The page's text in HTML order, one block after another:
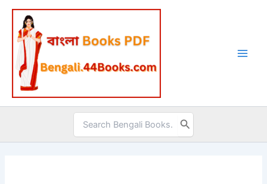
Skip
content
Search
for: